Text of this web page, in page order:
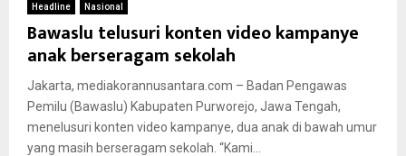
Headline Nasional
Bawaslu telusuri konten video kampanye
anak berseragam sekolah
Jakarta, mediakorannusantara.com – Badan Pengawas
Pemilu (Bawaslu) Kabupaten Purworejo, Jawa Tengah,
menelusuri konten video kampanye, dua anak di bawah umur
yang masih berseragam sekolah. “Kami...